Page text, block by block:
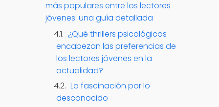
más populares entre los lectores
jóvenes: una guía detallada
¿Qué thrillers psicológicos
encabezan las preferencias de
los lectores jóvenes en la
actualidad?
La fascinación por lo
desconocido